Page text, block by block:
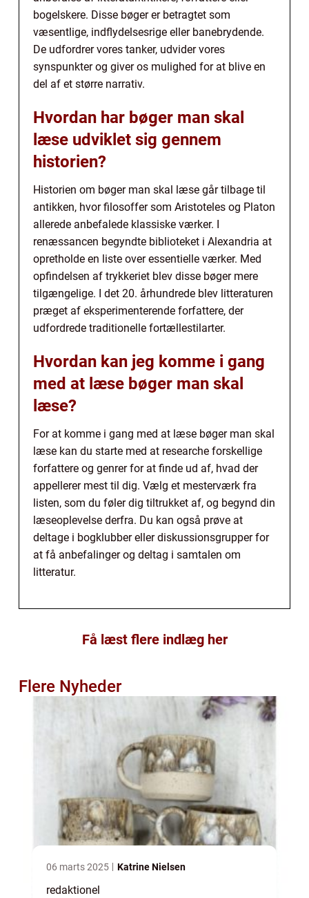
bogelskere. Disse bøger er betragtet som
væsentlige, indflydelsesrige eller banebrydende.
De udfordrer vores tanker, udvider vores
synspunkter og giver os mulighed for at blive en
del af et større narrativ.
Hvordan har bøger man skal
læse udviklet sig gennem
historien?
Historien om bøger man skal læse går tilbage til
antikken, hvor filosoffer som Aristoteles og Platon
allerede anbefalede klassiske værker. I
renæssancen begyndte biblioteket i Alexandria at
opretholde en liste over essentielle værker. Med
opfindelsen af trykkeriet blev disse bøger mere
tilgængelige. I det 20. århundrede blev litteraturen
præget af eksperimenterende forfattere, der
udfordrede traditionelle fortællestilarter.
Hvordan kan jeg komme i gang
med at læse bøger man skal
læse?
For at komme i gang med at læse bøger man skal
læse kan du starte med at researche forskellige
forfattere og genrer for at finde ud af, hvad der
appellerer mest til dig. Vælg et mesterværk fra
listen, som du føler dig tiltrukket af, og begynd din
læseoplevelse derfra. Du kan også prøve at
deltage i bogklubber eller diskussionsgrupper for
at få anbefalinger og deltag i samtalen om
litteratur.
Få læst flere indlæg her
Flere Nyheder
06 marts 2025 Katrine Nielsen
redaktionel